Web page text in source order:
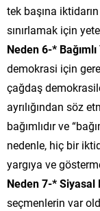
tek başına
sınırlamak için
Neden 6-*
demokrasi için
çağdaş
ayrılığından söz
bağımlıdır ve
nedenle, hiç bir
yargıya ve
Neden 7-*Siyasal
seçmenlerin var